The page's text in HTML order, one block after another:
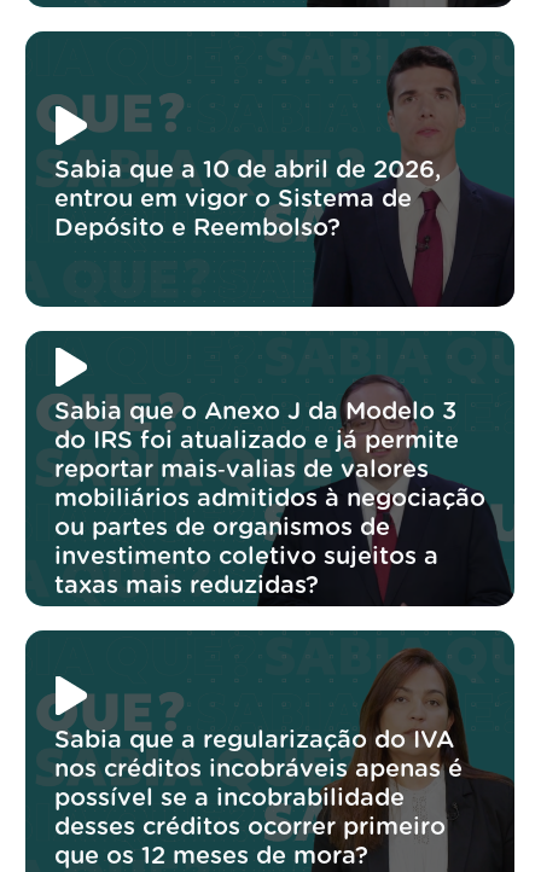
Sabia que a 10 de abril de 2026,
entrou em vigor o Sistema de
Depósito e Reembolso?
Sabia que o Anexo J da Modelo 3
do IRS foi atualizado e já permite
reportar mais‑valias de valores
mobiliários admitidos à negociação
ou partes de organismos de
investimento coletivo sujeitos a
taxas mais reduzidas?
Sabia que a regularização do IVA
nos créditos incobráveis apenas é
possível se a incobrabilidade
desses créditos ocorrer primeiro
que os 12 meses de mora?